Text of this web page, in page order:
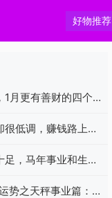
好物推荐
1月更有善财的四个
当多
低调，赚钱路上贵
生肖
，马年事业和生意
相
势之天秤事业篇：